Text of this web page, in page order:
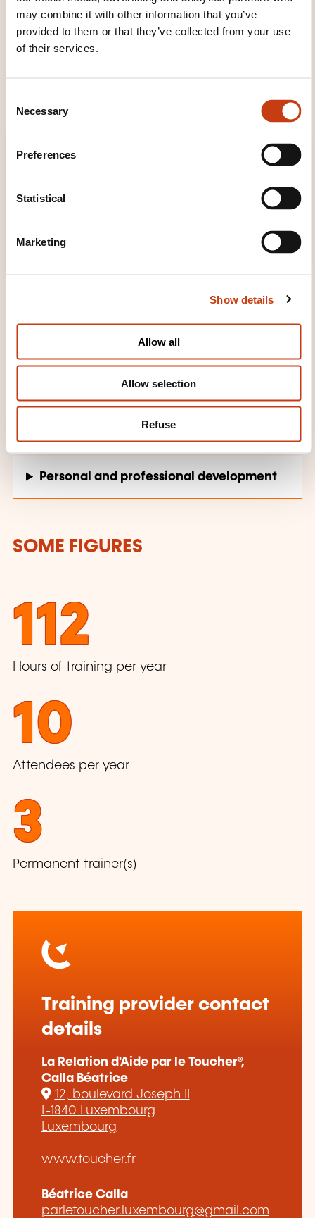
may combine it with other information that you’ve
provided to them or that they’ve collected from your use
of their services.
Necessary
Preferences
Statistical
Marketing
Show details
Allow all
Allow selection
Refuse
qu’illustre le vécu des participants. Des exercices
corporels et pratiques permettent aussi de mettre en
pratique la théorie.
TRAINING DOMAINS
Health, Social action
Personal and professional development
SOME FIGURES
112
Hours of training per year
10
Attendees per year
3
Permanent trainer(s)
Training provider contact
details
La Relation d'Aide par le Toucher®,
Calla Béatrice
12, boulevard Joseph II
L-1840 Luxembourg
Luxembourg
www.toucher.fr
Béatrice Calla
parletoucher.luxembourg@gmail.com